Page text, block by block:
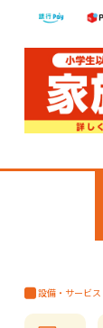
設備・サービス